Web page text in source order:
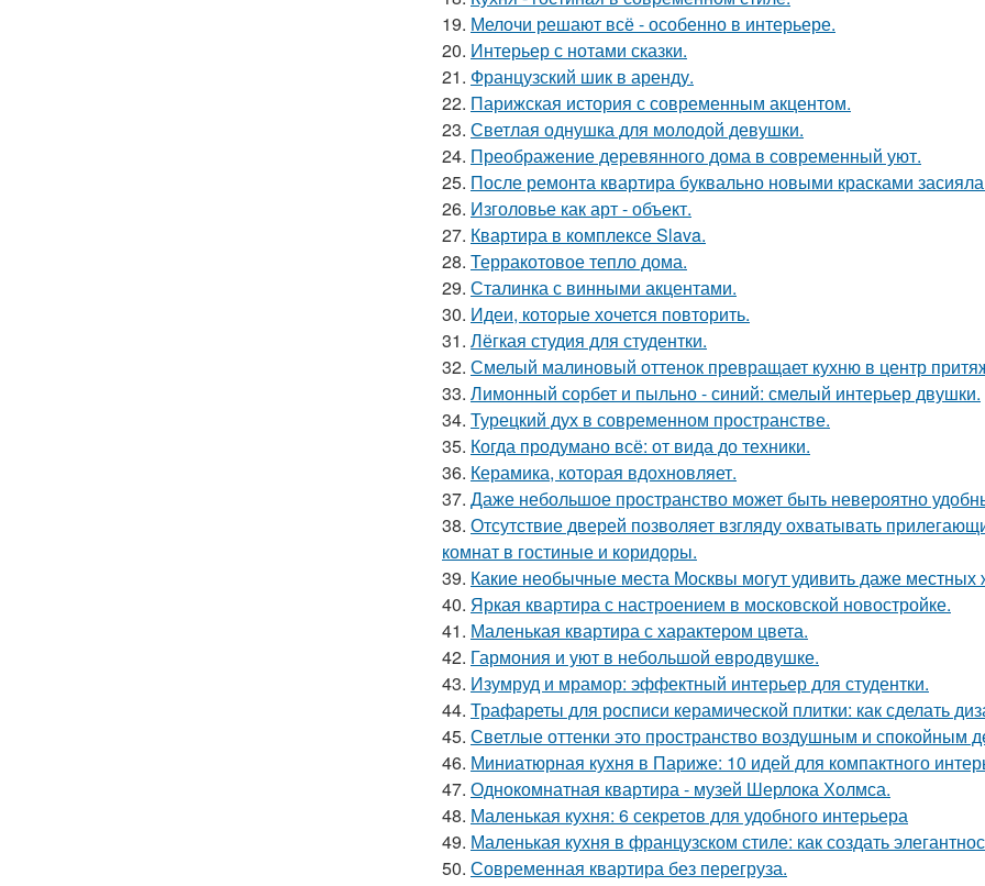
19. Мелочи решают всё - особенно в интерьере.
20. Интерьер с нотами сказки.
21. Французский шик в аренду.
22. Парижская история с современным акцентом.
23. Светлая однушка для молодой девушки.
24. Преображение деревянного дома в современный уют.
25. После ремонта квартира буквально новыми красками
26. Изголовье как арт - объект.
27. Квартира в комплексе Slava.
28. Терракотовое тепло дома.
29. Сталинка с винными акцентами.
30. Идеи, которые хочется повторить.
31. Лёгкая студия для студентки.
32. Смелый малиновый оттенок превращает кухню в центр
33. Лимонный сорбет и пыльно - синий: смелый интерьер двушки.
34. Турецкий дух в современном пространстве.
35. Когда продумано всё: от вида до техники.
36. Керамика, которая вдохновляет.
37. Даже небольшое пространство может быть невероятно
38. Отсутствие дверей позволяет взгляду охватывать
комнат в гостиные и коридоры.
39. Какие необычные места Москвы могут удивить даже местных
40. Яркая квартира с настроением в московской новостройке.
41. Маленькая квартира с характером цвета.
42. Гармония и уют в небольшой евродвушке.
43. Изумруд и мрамор: эффектный интерьер для студентки.
44. Трафареты для росписи керамической плитки: как сделать
45. Светлые оттенки это пространство воздушным и спокойным
46. Миниатюрная кухня в Париже: 10 идей для компактного
47. Однокомнатная квартира - музей Шерлока Холмса.
48. Маленькая кухня: 6 секретов для удобного интерьера
49. Маленькая кухня в французском стиле: как создать
50. Современная квартира без перегруза.